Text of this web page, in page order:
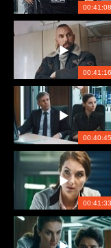
00:41:08
00:41:16
00:40:45
00:41:33